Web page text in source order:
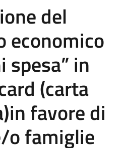
del
economico
spesa” in
(carta
favore di
o famiglie